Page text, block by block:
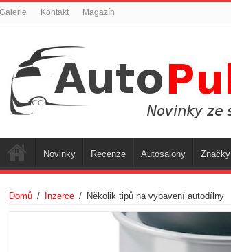
Galerie Kontakt Magazín
Novinky Recenze Autosalony Značky
Domů / Inzerce / Několik tipů na vybavení autodílny